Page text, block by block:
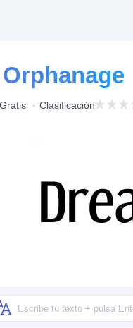
Gratis Clasificación